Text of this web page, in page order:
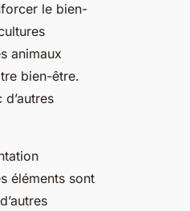
le bien-
animaux
bien-être.
éléments sont